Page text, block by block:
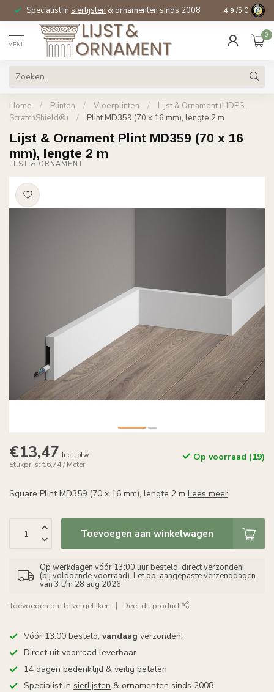
Specialist in sierlijsten & ornamenten sinds 2008 4.9 /5.0
MENU
0
Home / Plinten / Vloerplinten /
Lijst & Ornament (HDPS,
ScratchShield®)
/ Plint MD359 (70 x 16 mm), lengte 2 m
Lijst & Ornament Plint MD359 (70 x 16
mm), lengte 2 m
LIJST & ORNAMENT
€13,47 Incl. btw
Stukprijs: €6,74 / Meter
Op voorraad (19)
Square Plint MD359 (70 x 16 mm), lengte 2 m Lees meer.
Toevoegen aan winkelwagen
Op werkdagen vóór 13:00 uur besteld, direct verzonden!
(bij voldoende voorraad). Let op: aangepaste verzenddagen
van 3 t/m 28 aug 2026.
Toevoegen om te vergelijken Deel dit product
Vóór 13:00 besteld, vandaag verzonden!
Direct uit voorraad leverbaar
14 dagen bedenktijd & veilig betalen
Specialist in sierlijsten & ornamenten sinds 2008